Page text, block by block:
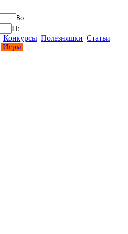
Конкурсы Полезняшки Статьи
Игры